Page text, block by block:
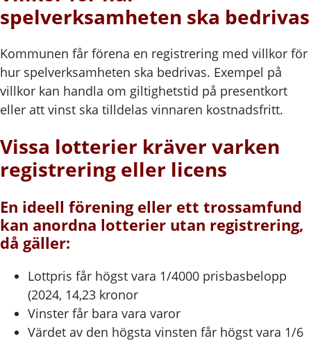
spelverksamheten ska bedrivas
Kommunen får förena en registrering med villkor för
hur spelverksamheten ska bedrivas. Exempel på
villkor kan handla om giltighetstid på presentkort
eller att vinst ska tilldelas vinnaren kostnadsfritt.
Vissa lotterier kräver varken
registrering eller licens
En ideell förening eller ett trossamfund
kan anordna lotterier utan registrering,
då gäller:
Lottpris får högst vara 1/4000 prisbasbelopp
(2024, 14,23 kronor
Vinster får bara vara varor
Värdet av den högsta vinsten får högst vara 1/6